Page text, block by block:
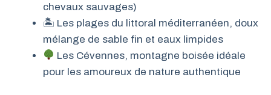
chevaux sauvages)
🏝 Les plages du littoral méditerranéen, doux
mélange de sable fin et eaux limpides
Les Cévennes, montagne boisée idéale
pour les amoureux de nature authentique